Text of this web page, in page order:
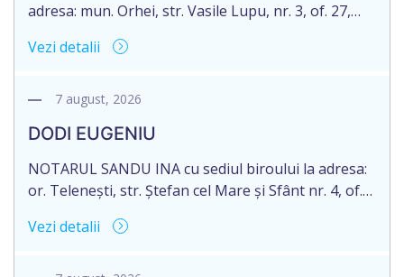
adresa: mun. Orhei, str. Vasile Lupu, nr. 3, of. 27,
în urma decesului cet. TULBURI GHEORGHE,
decedat/ă la 16 mai 2026. Eliberarea certificatului de
de 16.05.2027 termenul de opțiune pentru
acceptarea […]
Vezi detalii
7 august, 2026
DODI EUGENIU
NOTARUL SANDU INA cu sediul biroului la adresa:
or. Telenești, str. Ștefan cel Mare și Sfânt nr. 4, of.
succesorale în urma decesului cet. DODI EUGENIU,
Vezi detalii